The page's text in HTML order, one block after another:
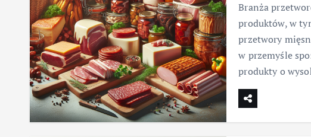
Branża
produktów, w
przetwory
w przemyśle
produkty o